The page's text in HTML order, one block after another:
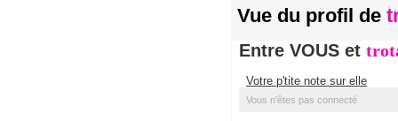
Vue du profil de
Entre VOUS et
Votre p'tite note sur elle
Vous n'êtes pas connecté